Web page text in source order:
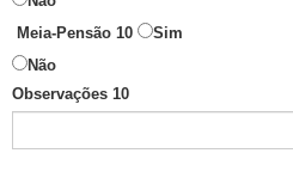
Meia-Pensão 10
Sim
Não
Observações 10